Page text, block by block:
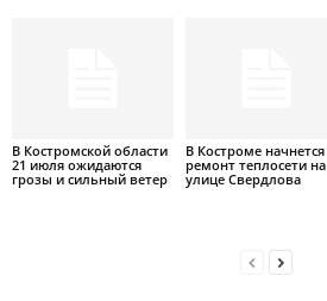
В Костромской области
21 июля ожидаются
грозы и сильный ветер
В Костроме начнется
ремонт теплосети на
улице Свердлова